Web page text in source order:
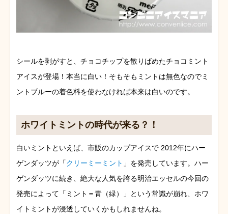
シールを剥がすと、チョコチップを散りばめたチョコミント
アイスが登場！本当に白い！そもそもミントは無色なのでミ
ントブルーの着色料を使わなければ本来は白いのです。
ホワイトミントの時代が来る？！
白いミントといえば、市販のカップアイスで 2012年にハー
ゲンダッツが「クリーミーミント 」を発売しています。ハー
ゲンダッツに続き、絶大な人気を誇る明治エッセルの今回の
発売によって「ミント＝青（緑）」という常識が崩れ、ホワ
イトミントが浸透していくかもしれませんね。